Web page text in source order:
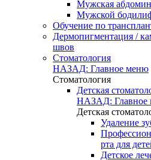
Мужская
Мужской
Обучение по
Дермопигментация /
швов
Стоматология
НАЗАД: Главное меню
Стоматология
Детская
НАЗАД: Главное
Детская
Удаление
рта для
Детское